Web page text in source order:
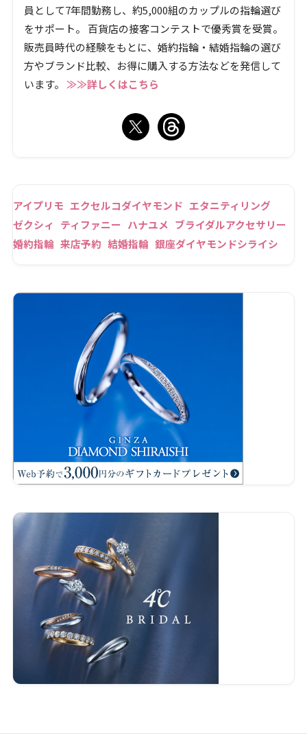
員として7年間勤務し、約5,000組のカップルの指輪選び
をサポート。 百貨店の接客コンテストで優秀賞を受賞。
販売員時代の経験をもとに、婚約指輪・結婚指輪の選び
方やブランド比較、お得に購入する方法などを発信して
います。 ≫≫詳しくはこちら
アイプリモ エクセルコダイヤモンド エタニティリング
ゼクシィ
ティファニー ハナユメ ブライダルアクセサリー
婚約指輪 来店予約 結婚指輪 銀座ダイヤモンドシライシ